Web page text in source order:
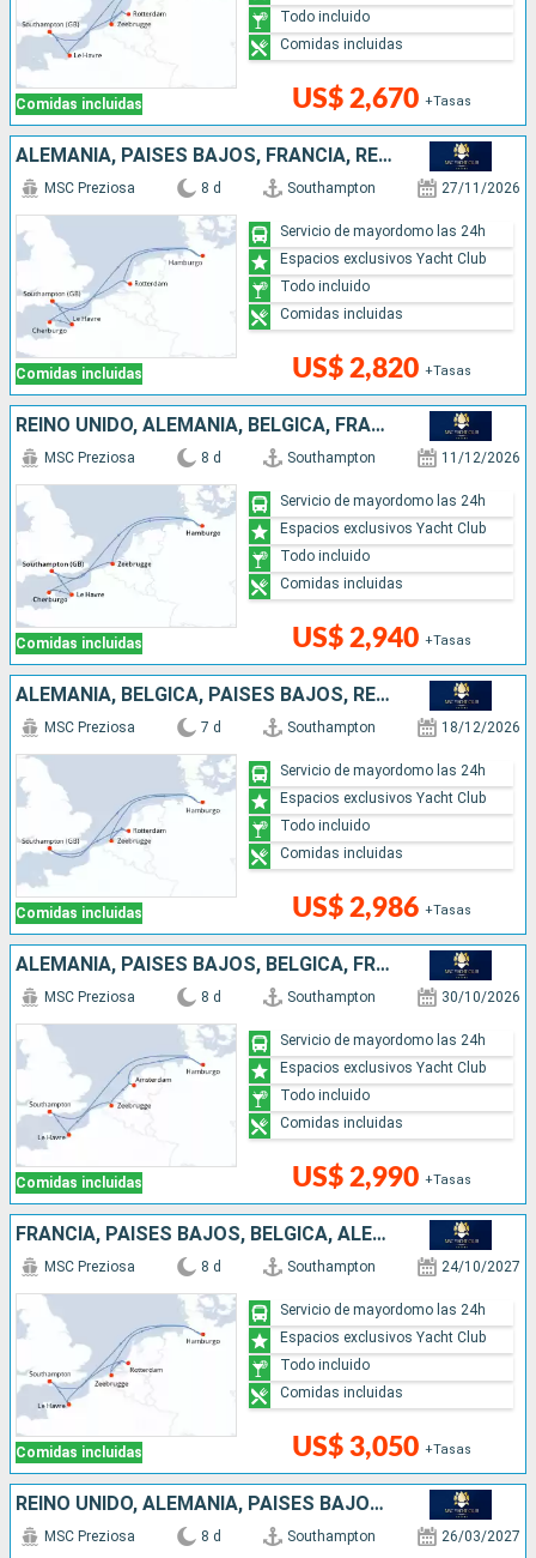
Comidas incluidas US$ 2,670 +Tasas
Todo incluido
Comidas incluidas
ALEMANIA, PAISES BAJOS, FRANCIA, REINO UNIDO
Comidas incluidas
MSC Preziosa 8 d Southampton 27/11/2026
US$ 2,820 +Tasas
Servicio de mayordomo las 24h
Espacios exclusivos Yacht Club
Todo incluido
Comidas incluidas
REINO UNIDO, ALEMANIA, BÉLGICA, FRANCIA
Comidas incluidas
MSC Preziosa 8 d Southampton 11/12/2026
US$ 2,940 +Tasas
Servicio de mayordomo las 24h
Espacios exclusivos Yacht Club
Todo incluido
Comidas incluidas
ALEMANIA, BÉLGICA, PAISES BAJOS, REINO UNIDO
Comidas incluidas
MSC Preziosa 7 d Southampton 18/12/2026
US$ 2,986 +Tasas
Servicio de mayordomo las 24h
Espacios exclusivos Yacht Club
Todo incluido
Comidas incluidas
ALEMANIA, PAISES BAJOS, BÉLGICA, FRANCIA, REINO UNIDO
Comidas incluidas
MSC Preziosa 8 d Southampton 30/10/2026
US$ 2,990 +Tasas
Servicio de mayordomo las 24h
Espacios exclusivos Yacht Club
Todo incluido
Comidas incluidas
FRANCIA, PAISES BAJOS, BÉLGICA, ALEMANIA, REINO UNIDO
Comidas incluidas
MSC Preziosa 8 d Southampton 24/10/2027
US$ 3,050 +Tasas
Servicio de mayordomo las 24h
Espacios exclusivos Yacht Club
Todo incluido
Comidas incluidas
REINO UNIDO, ALEMANIA, PAISES BAJOS, BÉLGICA, FRANCIA
MSC Preziosa 8 d Southampton 26/03/2027